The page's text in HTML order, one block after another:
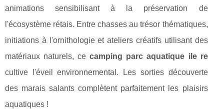
animations sensibilisant à la préservation de
l'écosystème rétais. Entre chasses au trésor thématiques,
initiations à l'ornithologie et ateliers créatifs utilisant des
matériaux naturels, cecamping parc aquatique ile re
cultive l'éveil environnemental. Les sorties découverte
des marais salants complètent parfaitement les plaisirs
aquatiques !